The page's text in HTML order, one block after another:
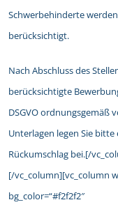
Schwerbehinderte
berücksichtigt.
Nach Abschluss des
berücksichtigte
DSGVO ordnungsgemäß
Unterlagen legen Sie
Rückumschlag bei.[/
[/vc_column][vc_column
bg_color=“#f2f2f2″